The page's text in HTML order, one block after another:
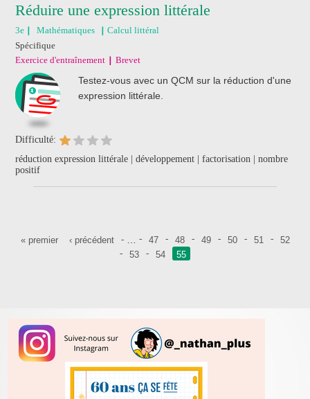
Réduire une expression littérale
3e Mathématiques
Calcul littéral
Spécifique
Exercice d'entraînement
Brevet
Testez-vous avec un QCM sur la réduction d'une
expression littérale.
Difficulté:
réduction expression littérale | développement | factorisation | nombre
positif
Pages
« premier ‹ précédent 47 48 49 50 51
52
53
54 55